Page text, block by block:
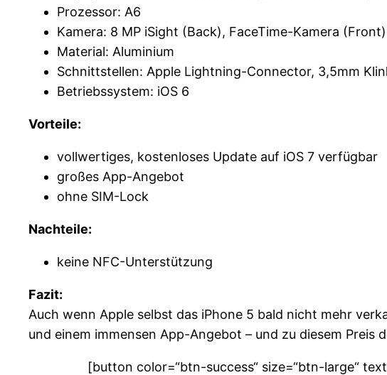
Prozessor: A6
Kamera: 8 MP iSight (Back), FaceTime-Kamera (Front)
Material: Aluminium
Schnittstellen: Apple Lightning-Connector, 3,5mm
Betriebssystem: iOS 6
Vorteile:
vollwertiges, kostenloses Update auf iOS 7 verfügbar
großes App-Angebot
ohne SIM-Lock
Nachteile:
keine NFC-Unterstützung
Fazit:
Auch wenn Apple selbst das iPhone 5 bald nicht mehr
und einem immensen App-Angebot – und zu diesem Preis
[button color=“btn-success“ size=“btn-large“